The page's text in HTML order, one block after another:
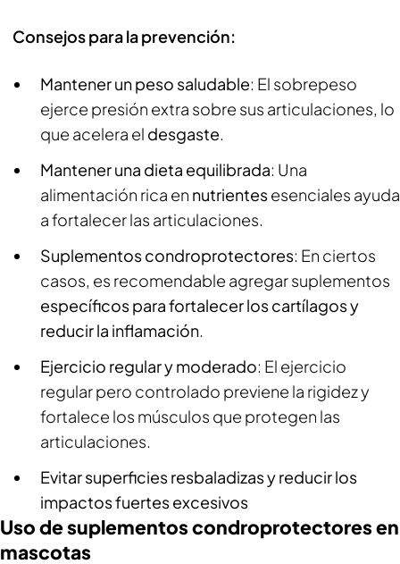
Consejos para la prevención:
Mantener un peso saludable: El sobrepeso
ejerce presión extra sobre sus articulaciones, lo
que acelera el desgaste.
Mantener una dieta equilibrada: Una
alimentación rica en nutrientesesenciales ayuda
a fortalecer las articulaciones.
Suplementos condroprotectores: En ciertos
casos, es recomendable agregar suplementos
específicos para fortalecer los cartílagos y
reducir la inflamación.
Ejercicio regular y moderado: El ejercicio
regular pero controlado previene la rigidez y
fortalece los músculos que protegen las
articulaciones.
Evitar superficies resbaladizas y reducir los
impactos fuertes excesivos
Uso de suplementos condroprotectores en
mascotas